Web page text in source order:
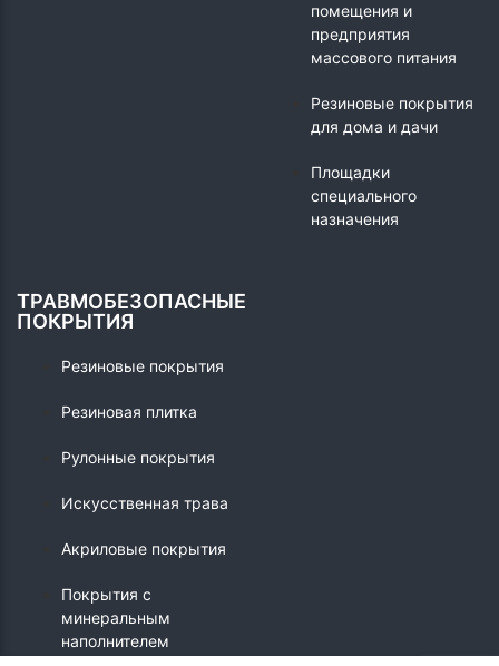
помещения и
предприятия
массового питания
Резиновые покрытия
для дома и дачи
Площадки
специального
назначения
ТРАВМОБЕЗОПАСНЫЕ
ПОКРЫТИЯ
Резиновые покрытия
Резиновая плитка
Рулонные покрытия
Искусственная трава
Акриловые покрытия
Покрытия с
минеральным
наполнителем